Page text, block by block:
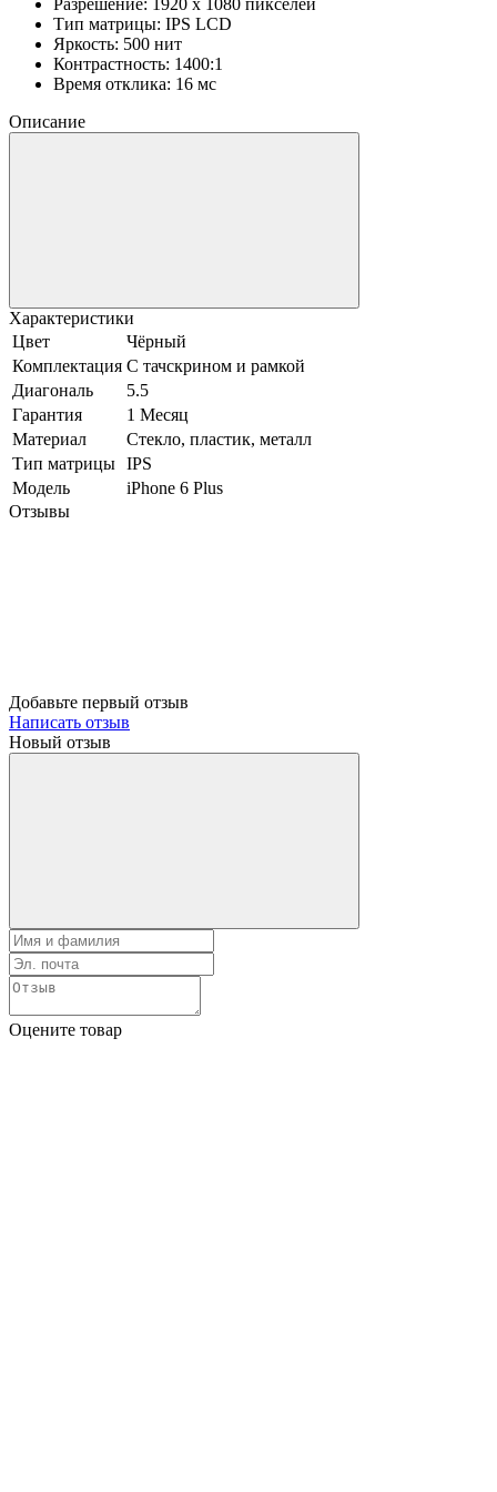
Тип матрицы: IPS LCD
Яркость: 500 нит
Контрастность: 1400:1
Время отклика: 16 мс
Описание
Характеристики
Цвет
Чёрный
Комплектация С тачскрином и рамкой
Диагональ
5.5
Гарантия
1 Месяц
Материал
Стекло, пластик, металл
Тип матрицы IPS
Модель
iPhone 6 Plus
Отзывы
Добавьте первый отзыв
Написать отзыв
Новый отзыв
Оцените товар